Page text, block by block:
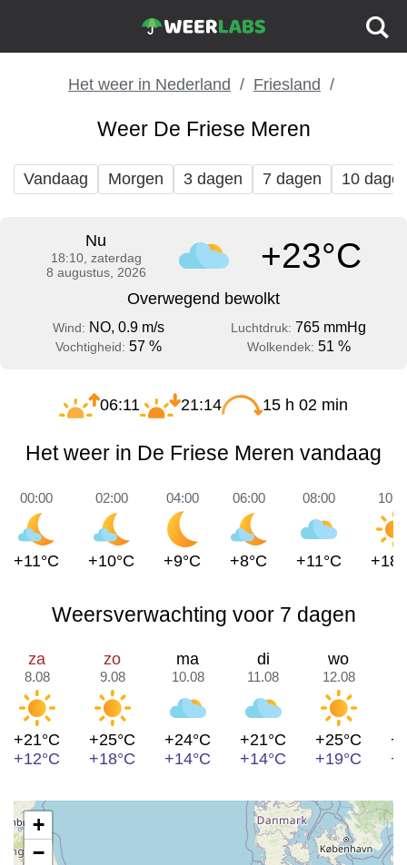
Het weer in Nederland Friesland
Weer De Friese Meren
Vandaag Morgen 3 dagen 7 dagen 10
Nu
18:10, zaterdag
8 augustus, 2026
+23°C
Overwegend bewolkt
Wind: NO, 0.9 m/s Luchtdruk: 765 mmHg
Vochtigheid: 57 % Wolkendek: 51 %
06:11 21:14 15 h 02 min
Het weer in De Friese Meren vandaag
00:00
+11°C
02:00
+10°C
04:00
+9°C
06:00
+8°C
08:00
+11°C
Weersverwachting voor 7 dagen
za
8.08
+21°C
+12°C
zo
9.08
+25°C
+18°C
ma
10.08
+24°C
+14°C
di
11.08
+21°C
+14°C
wo
12.08
+25°C
+19°C
+
−